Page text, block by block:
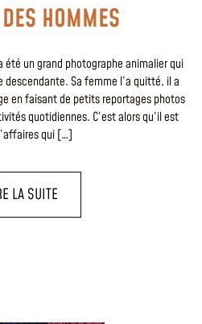
HOMMES
été un grand photographe animalier qui
Sa femme l’a quitté, il a
en faisant de petits reportages photos
quotidiennes. C’est alors qu’il est
qui […]
LA SUITE